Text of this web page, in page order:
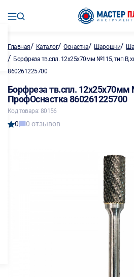
Главная/ Каталог/Оснастка/ Шарошки/
/ Борфреза тв.спл. 12х25х70мм №115, тип В,
860261225700
Борфреза тв.спл.
ПрофОснастка 860261225700
Код товара: 80156
0 0 отзывов